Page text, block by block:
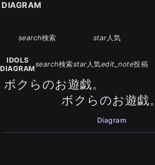
search検索 star人気
IDOLS
DIAGRAM
search検索star人気edit_note投稿
ボクらのお遊戯。
ボクらのお遊戯。
Diagram